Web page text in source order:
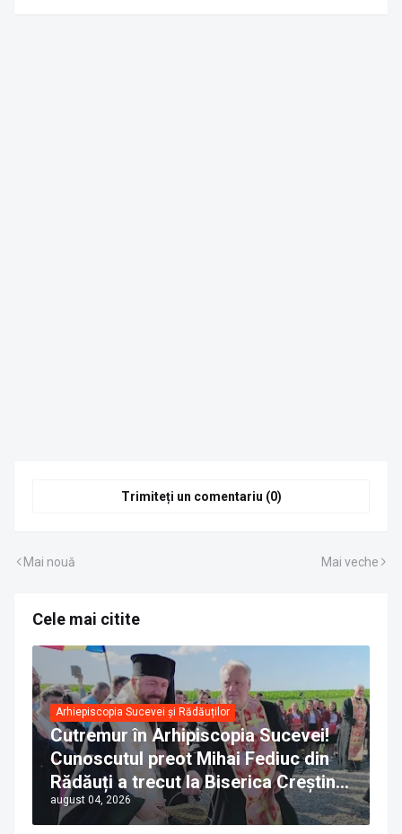
Trimiteți un comentariu (0)
Mai nouă Mai veche
Cele mai citite
Arhiepiscopia Sucevei și Rădăuților
Cutremur în Arhipiscopia Sucevei!
Cunoscutul preot Mihai Fediuc din
Rădăuți a trecut la Biserica Creștină
Ortodoxă Valahă. ÎPS Calinic anunță
că îi pregătește judecata canonică
august 04, 2026